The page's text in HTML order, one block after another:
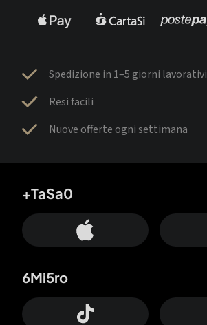
Spedizione in 1–5 giorni lavorativi
Resi facili
Nuove offerte ogni settimana
+TaSa0
6Mi5ro